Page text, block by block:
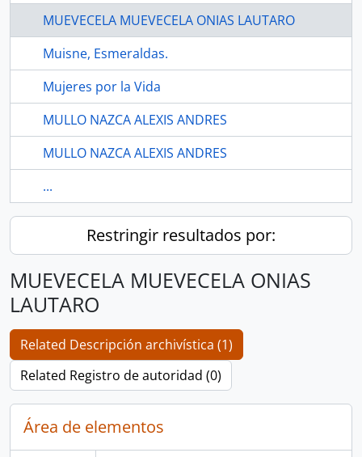
MUEVECELA MUEVECELA ONIAS LAUTARO
Muisne, Esmeraldas.
Mujeres por la Vida
MULLO NAZCA ALEXIS ANDRES
MULLO NAZCA ALEXIS ANDRES
...
Restringir resultados por:
MUEVECELA MUEVECELA ONIAS
LAUTARO
Related Descripción archivística (1)
Related Registro de autoridad (0)
Área de elementos